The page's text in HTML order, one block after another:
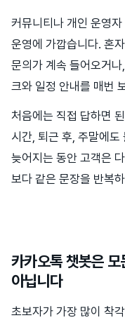
커뮤니티나 개인 운영
운영에 가깝습니다. 혼
문의가 계속 들어오거
크와 일정 안내를 매번
처음에는 직접 답하면
시간, 퇴근 후, 주말에도
늦어지는 동안 고객은
보다 같은 문장을 반복
카카오톡 챗봇은
아닙니다
초보자가 가장 많이 착